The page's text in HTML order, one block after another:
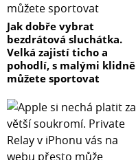
Jak dobře vybrat
bezdrátová sluchátka.
Velká zajistí ticho a
pohodlí, s malými klidně
můžete sportovat